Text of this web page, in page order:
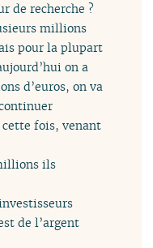
de recherche ?
millions
pour la plupart
on a
d’euros, on va
cette fois, venant
ils
de l’argent